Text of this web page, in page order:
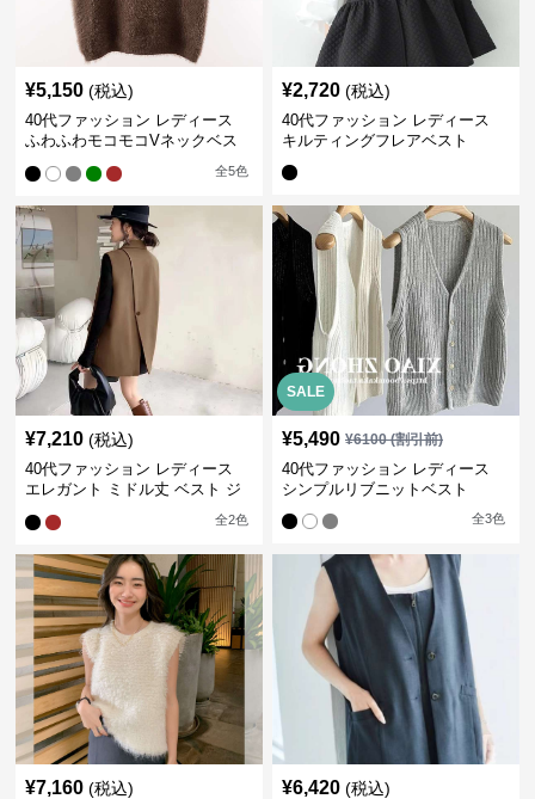
¥5,150 (税込)
40代ファッション レディース
ふわふわモコモコVネックベス
全5色
¥2,720 (税込)
40代ファッション レディース
キルティングフレアベスト
¥7,210 (税込)
40代ファッション レディース
エレガント ミドル丈 ベスト ジ
全2色
SALE
¥5,490 ¥6100(割引前)
40代ファッション レディース
シンプルリブニットベスト
全3色
¥7,160 (税込) ¥6,420 (税込)